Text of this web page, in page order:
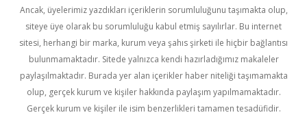
Ancak, üyelerimiz yazdıkları içeriklerin sorumluluğunu taşımakta olup,
siteye üye olarak bu sorumluluğu kabul etmiş sayılırlar. Bu internet
sitesi, herhangi bir marka, kurum veya şahıs şirketi ile hiçbir bağlantısı
bulunmamaktadır. Sitede yalnızca kendi hazırladığımız makaleler
paylaşılmaktadır. Burada yer alan içerikler haber niteliği taşımamakta
olup, gerçek kurum ve kişiler hakkında paylaşım yapılmamaktadır.
Gerçek kurum ve kişiler ile isim benzerlikleri tamamen tesadüfidir.